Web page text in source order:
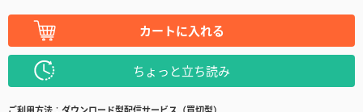
カートに入れる
ちょっと立ち読み